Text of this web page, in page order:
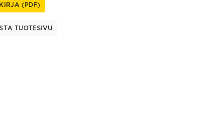
(PDF)
TUOTESIVU